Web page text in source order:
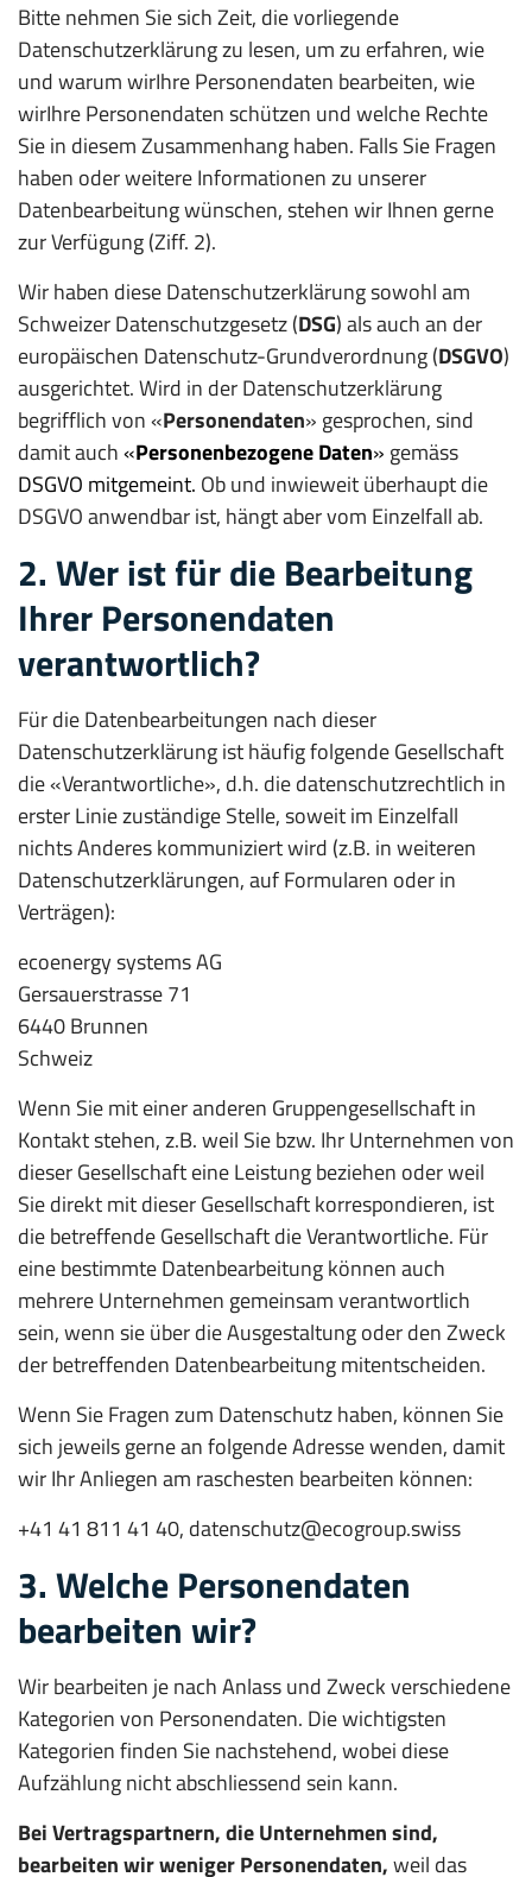
Bitte nehmen Sie sich Zeit, die vorliegende
Datenschutzerklärung zu lesen, um zu erfahren, wie
und warum wirIhre Personendaten bearbeiten, wie
wirIhre Personendaten schützen und welche Rechte
Sie in diesem Zusammenhang haben. Falls Sie Fragen
haben oder weitere Informationen zu unserer
Datenbearbeitung wünschen, stehen wir Ihnen gerne
zur Verfügung (Ziff. 2).
Wir haben diese Datenschutzerklärung sowohl am
Schweizer Datenschutzgesetz (DSG) als auch an der
europäischen Datenschutz-Grundverordnung (DSGVO)
ausgerichtet. Wird in der Datenschutzerklärung
begrifflich von «Personendaten» gesprochen, sind
damit auch«Personenbezogene Daten» gemäss
DSGVO mitgemeint. Ob und inwieweit überhaupt die
DSGVO anwendbar ist, hängt aber vom Einzelfall ab.
2. Wer ist für die Bearbeitung
Ihrer Personendaten
verantwortlich?
Für die Datenbearbeitungen nach dieser
Datenschutzerklärung ist häufig folgende Gesellschaft
die «Verantwortliche», d.h. die datenschutzrechtlich in
erster Linie zuständige Stelle, soweit im Einzelfall
nichts Anderes kommuniziert wird (z.B. in weiteren
Datenschutzerklärungen, auf Formularen oder in
Verträgen):
ecoenergy systems AG
Gersauerstrasse 71
6440 Brunnen
Schweiz
Wenn Sie mit einer anderen Gruppengesellschaft in
Kontakt stehen, z.B. weil Sie bzw. Ihr Unternehmen von
dieser Gesellschaft eine Leistung beziehen oder weil
Sie direkt mit dieser Gesellschaft korrespondieren, ist
die betreffende Gesellschaft die Verantwortliche. Für
eine bestimmte Datenbearbeitung können auch
mehrere Unternehmen gemeinsam verantwortlich
sein, wenn sie über die Ausgestaltung oder den Zweck
der betreffenden Datenbearbeitung mitentscheiden.
Wenn Sie Fragen zum Datenschutz haben, können Sie
sich jeweils gerne an folgende Adresse wenden, damit
wir Ihr Anliegen am raschesten bearbeiten können:
+41 41 811 41 40, datenschutz@ecogroup.swiss
3. Welche Personendaten
bearbeiten wir?
Wir bearbeiten je nach Anlass und Zweck verschiedene
Kategorien von Personendaten. Die wichtigsten
Kategorien finden Sie nachstehend, wobei diese
Aufzählung nicht abschliessend sein kann.
Bei Vertragspartnern, die Unternehmen sind,
bearbeiten wir weniger Personendaten,weil das